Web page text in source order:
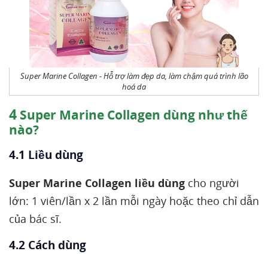
Super Marine Collagen - Hỗ trợ làm đẹp da, làm chậm quá trình lão
hoá da
4 Super Marine Collagen dùng như thế
nào?
4.1 Liều dùng
Super Marine Collagen liều dùng cho người
lớn: 1 viên/lần x 2 lần mỗi ngày hoặc theo chỉ dẫn
của bác sĩ.
4.2 Cách dùng